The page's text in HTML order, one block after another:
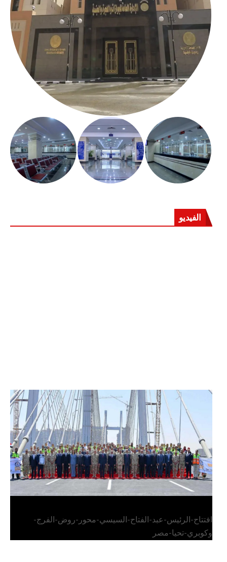
الفيديو
الرئيس عبد الفتاح السيسي يفتتح محور روض الفرج
وكوبري تحيا مصر
افتتاح-الرئيس-عبد-الفتاح-السيسي-محور-روض-الفرج-
وكوبري-تحيا-مصر